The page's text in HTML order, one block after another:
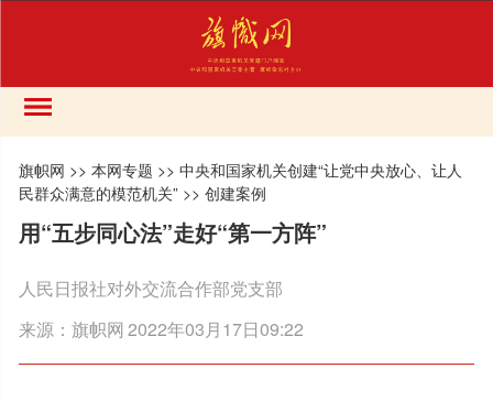
旗帜网 >>本网专题 >>中央和国家机关创建“让党中央放心、让人
民群众满意的模范机关” >>创建案例
用“五步同心法”走好“第一方阵”
人民日报社对外交流合作部党支部
来源：旗帜网2022年03月17日09:22